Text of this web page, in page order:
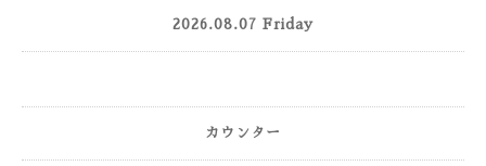
2026.08.07 Friday
カウンター